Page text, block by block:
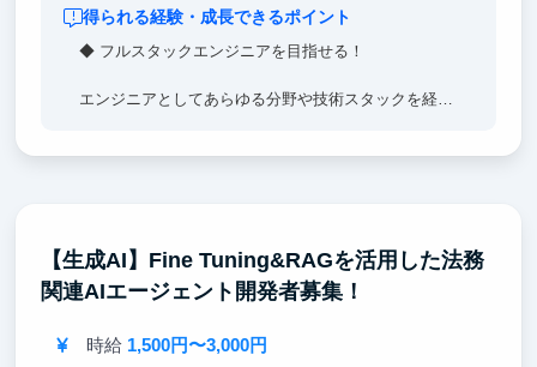
得られる経験・成長できるポイント
◆ フルスタックエンジニアを目指せる！
エンジニアとしてあらゆる分野や技術スタックを経験
ズです。スクラッチで実装しながらプロダクト開発の
流れを0から学べるため、エンジニアとして貴重な経
【生成AI】Fine Tuning&RAGを活用した法務
関連AIエージェント開発者募集！
時給 1,500円〜3,000円